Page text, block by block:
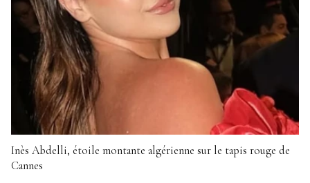
Inès Abdelli, étoile montante algérienne sur le tapis rouge de
Cannes